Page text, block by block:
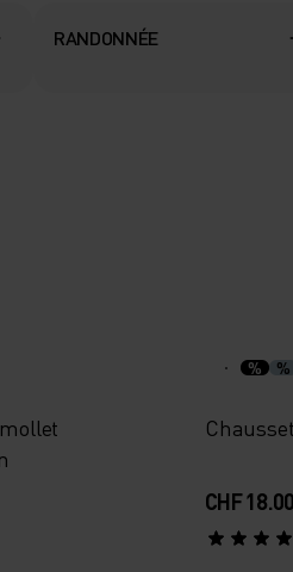
RANDONNÉE
% %
CHF 18.00